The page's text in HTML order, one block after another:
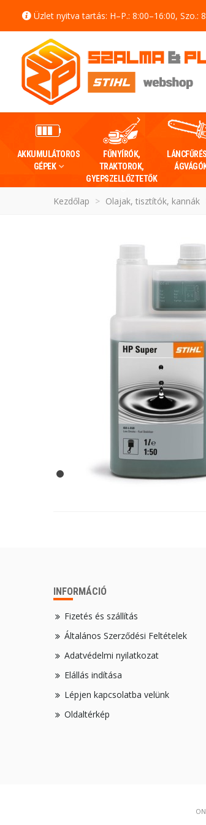
Üzlet nyitva tartás: H–P.: 8:00–16:00, Szo.:
AKKUMULÁTOROS
GÉPEK
FŰNYÍRÓK,
TRAKTOROK,
GYEPSZELLŐZTETŐK
Kezdőlap > Olajak, tisztítók, kannák
INFORMÁCIÓ
Fizetés és szállítás
Általános Szerződési Feltételek
Adatvédelmi nyilatkozat
Elállás indítása
Lépjen kapcsolatba velünk
Oldaltérkép